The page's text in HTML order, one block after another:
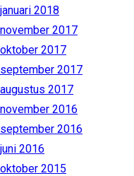
januari 2018
november 2017
oktober 2017
september 2017
augustus 2017
november 2016
september 2016
juni 2016
oktober 2015